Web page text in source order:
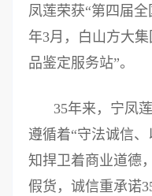
凤莲荣获“第四届
年3月，白山方大
品鉴定服务站”。
35年来，宁凤
遵循着“守法诚信
知捍卫着商业道德
假货，诚信重承诺